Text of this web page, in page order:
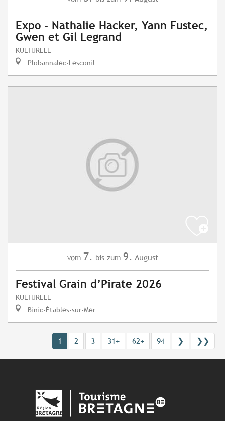
Expo - Nathalie Hacker, Yann Fustec,
Gwen et Gil Legrand
KULTURELL
Plobannalec-Lesconil
vom 7. bis zum 9. August
Festival Grain d’Pirate 2026
KULTURELL
Binic-Étables-sur-Mer
1 2 3 31+ 62+ 94 ❯ ❯❯